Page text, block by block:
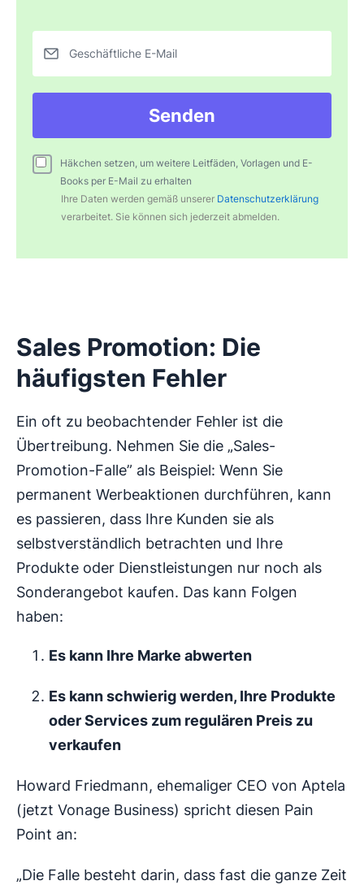
Geschäftliche E-Mail
Senden
Häkchen setzen, um weitere Leitfäden, Vorlagen und E-
Books per E-Mail zu erhalten
Ihre Daten werden gemäß unserer Datenschutzerklärung
verarbeitet. Sie können sich jederzeit abmelden.
Sales Promotion: Die
häufigsten Fehler
Ein oft zu beobachtender Fehler ist die
Übertreibung. Nehmen Sie die „Sales-
Promotion-Falle” als Beispiel: Wenn Sie
permanent Werbeaktionen durchführen, kann
es passieren, dass Ihre Kunden sie als
selbstverständlich betrachten und Ihre
Produkte oder Dienstleistungen nur noch als
Sonderangebot kaufen. Das kann Folgen
haben:
Es kann Ihre Marke abwerten
Es kann schwierig werden, Ihre Produkte
oder Services zum regulären Preis zu
verkaufen
Howard Friedmann, ehemaliger CEO von Aptela
(jetzt Vonage Business) spricht diesen Pain
Point an:
„Die Falle besteht darin, dass fast die ganze Zeit